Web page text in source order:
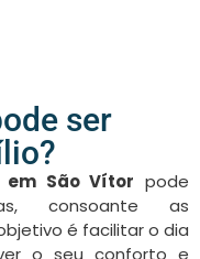
ser
São Vítor pode
consoante as
é facilitar o dia
o seu conforto e